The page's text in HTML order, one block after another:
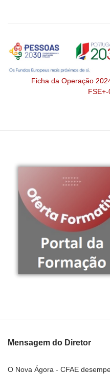
Ficha da Operação
Mensagem do Diretor
O Nova Ágora - CFAE